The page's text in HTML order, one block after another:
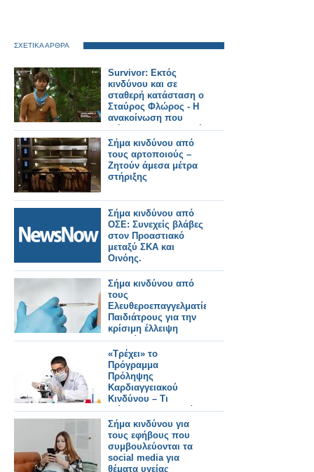
ΣΧΕΤΙΚΑ ΑΡΘΡΑ
Survivor: Εκτός
κινδύνου και σε
σταθερή κατάσταση ο
Σταύρος Φλώρος - Η
ανακοίνωση που
εξέδωσε η παραγωγή
Σήμα κινδύνου από
τους αρτοποιούς –
Ζητούν άμεσα μέτρα
στήριξης
Σήμα κινδύνου από
ΟΣΕ: Συνεχείς βλάβες
στον Προαστιακό
μεταξύ ΣΚΑ και
Οινόης.
Σήμα κινδύνου από
τους
Ελευθεροεπαγγελματίες
Παιδιάτρους για την
κρίσιμη έλλειψη
εμβολίων
πνευμονιοκόκκου
«Τρέχει» το
Πρόγραμμα
Πρόληψης
Καρδιαγγειακού
Κινδύνου – Τι
δείχνουν τα στοιχεία
Σήμα κινδύνου για
τους εφήβους που
συμβουλεύονται τα
social media για
θέματα υγείας